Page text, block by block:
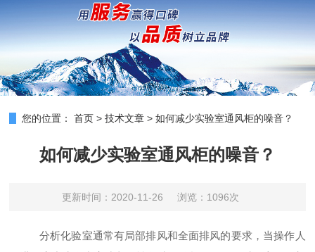
您的位置： 首页 >技术文章 >如何减少实验室通风柜的噪音？
如何减少实验室通风柜的噪音？
更新时间：2020-11-26 浏览：1096次
分析化验室通常有局部排风和全面排风的要求，当操作人